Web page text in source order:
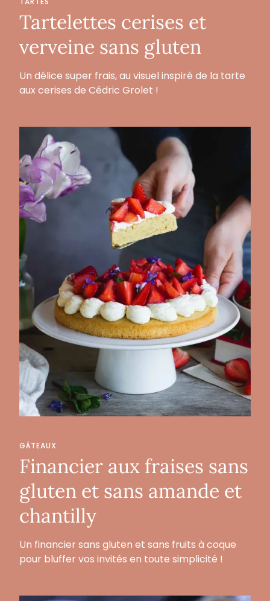
Tartelettes cerises et
verveine sans gluten
Un délice super frais, au visuel inspiré de la tarte
aux cerises de Cédric Grolet !
GÂTEAUX
Financier aux fraises sans
gluten et sans amande et
chantilly
Un financier sans gluten et sans fruits à coque
pour bluffer vos invités en toute simplicité !